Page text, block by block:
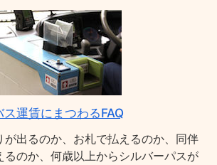
ス運賃にまつわるFAQ
が出るのか、お札で払えるのか、同伴
るのか、何歳以上からシルバーパスが